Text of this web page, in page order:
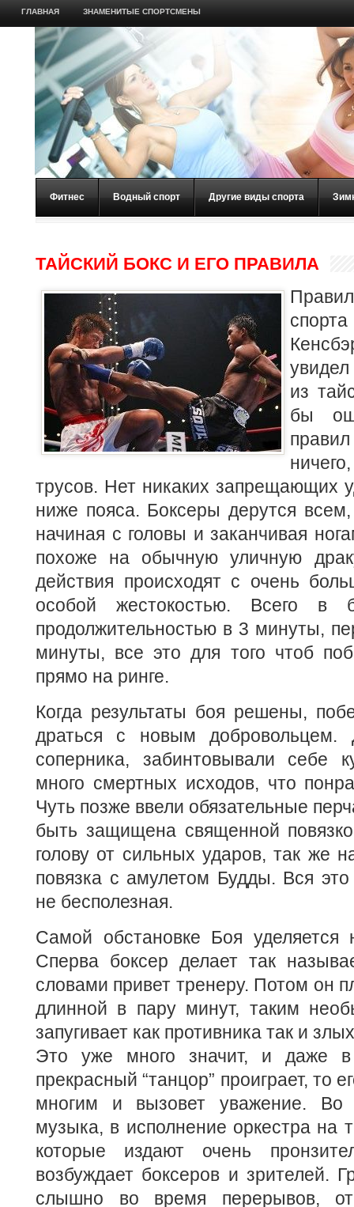
ГЛАВНАЯ ЗНАМЕНИТЫЕ СПОРТСМЕНЫ
Фитнес Водный спорт Другие виды спорта
ТАЙСКИЙ БОКС И ЕГО ПРАВИЛА
из
бы
трусов. Нет никаких запрещающих
ниже пояса. Боксеры дерутся
начиная с головы и заканчивая
похоже на обычную уличную
действия происходят с очень
особой жестокостью. Всего в
продолжительностью в 3 минуты,
минуты, все это для того чтоб
прямо на ринге.
Когда результаты боя решены,
драться с новым
соперника, забинтовывали себе
много смертных исходов, что
Чуть позже ввели обязательные
быть защищена священной
голову от сильных ударов, так же
повязка с амулетом Будды. Вся
не бесполезная.
Самой обстановке Боя
Сперва боксер делает так
словами привет тренеру. Потом он
длинной в пару минут, таким
запугивает как противника так и
Это уже много значит, и даже
прекрасный “танцор” проиграет, то
многим и вызовет уважение. Во
музыка, в исполнение оркестра на
которые издают очень
возбуждает боксеров и зрителей.
слышно во время перерывов,